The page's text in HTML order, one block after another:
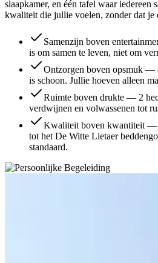
slaapkamer, en één tafel waar iedereen
kwaliteit die jullie voelen, zonder dat je
Samenzijn boven
is om samen te leven, niet om
Ontzorgen boven opsmuk —
is schoon. Jullie hoeven alleen
Ruimte boven drukte — 2
verdwijnen en volwassenen tot
Kwaliteit boven kwantiteit —
tot het De Witte Lietaer
standaard.